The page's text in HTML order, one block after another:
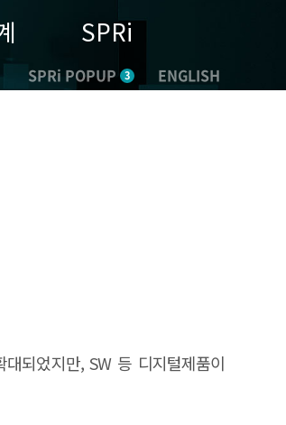
SPRi
SPRi POPUP 3 ENGLISH
되었지만, SW 등 디지털제품이